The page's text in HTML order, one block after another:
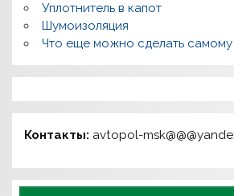
Уплотнитель в капот
Шумоизоляция
Что еще можно сделать самому
Контакты: avtopol-